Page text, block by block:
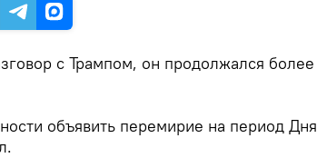
с Трампом, он продолжался более
объявить перемирие на период Дня